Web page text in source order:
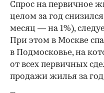
Спрос на первичное
целом за год
месяц — на 1%),
При этом в Москве
в Подмосковье, на
от всех первичных
продажи жилья за